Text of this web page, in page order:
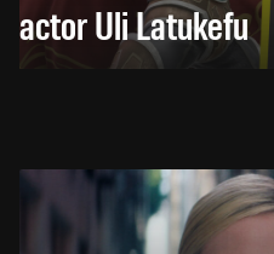
actor Uli Latukefu